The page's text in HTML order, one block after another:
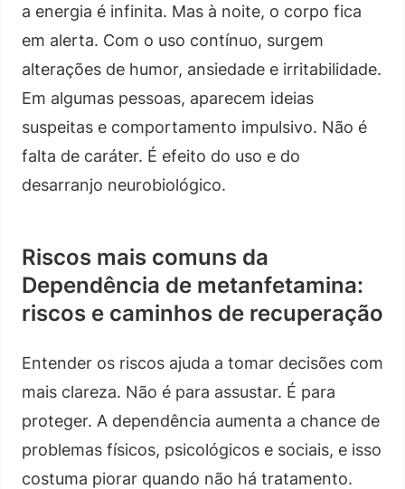
a energia é infinita. Mas à noite, o corpo fica
em alerta. Com o uso contínuo, surgem
alterações de humor, ansiedade e irritabilidade.
Em algumas pessoas, aparecem ideias
suspeitas e comportamento impulsivo. Não é
falta de caráter. É efeito do uso e do
desarranjo neurobiológico.
Riscos mais comuns da
Dependência de metanfetamina:
riscos e caminhos de recuperação
Entender os riscos ajuda a tomar decisões com
mais clareza. Não é para assustar. É para
proteger. A dependência aumenta a chance de
problemas físicos, psicológicos e sociais, e isso
costuma piorar quando não há tratamento.